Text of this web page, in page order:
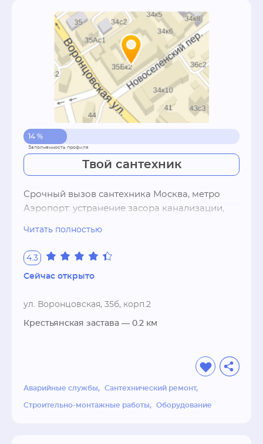
14 %
Твой сантехник
Срочный вызов сантехника Москва, метро
Аэропорт: устранение засора канализации,
ремонт туалета.
Читать полностью
4.3
Сейчас открыто
ул. Воронцовская, 35б, корп.2
Крестьянская застава — 0.2 км
Аварийные службы Сантехнический ремонт
Строительно-монтажные работы Оборудование